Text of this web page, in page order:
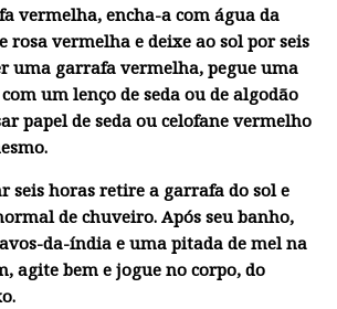
vermelha, encha-a com água da
rosa vermelha e deixe ao sol por seis
uma garrafa vermelha, pegue uma
um lenço de seda ou de algodão
papel de seda ou celofane vermelho
seis horas retire a garrafa do sol e
de chuveiro. Após seu banho,
da-índia e uma pitada de mel na
agite bem e jogue no corpo, do